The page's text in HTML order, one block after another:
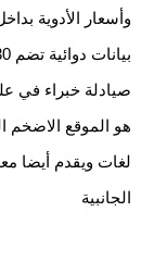
وأسعار الأدوية
صيادلة خبراء في
هو الموقع الاضخم
لغات ويقدم أيضا
الجانبية